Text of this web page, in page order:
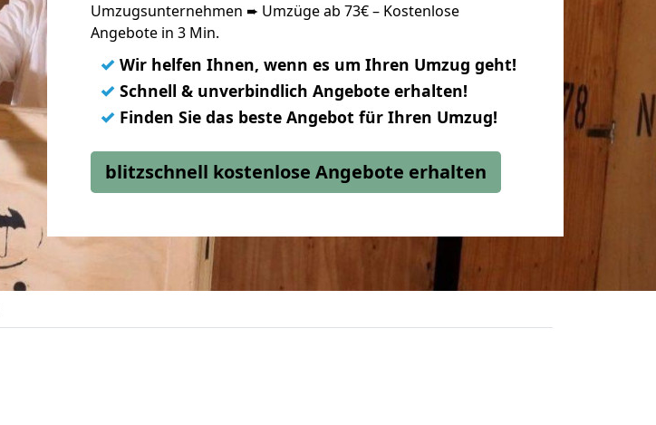
Umzugsunternehmen ➨ Umzüge ab 73€ – Kostenlose
Angebote in 3 Min.
✓ Wir helfen Ihnen, wenn es um Ihren Umzug geht!
✓ Schnell & unverbindlich Angebote erhalten!
✓ Finden Sie das beste Angebot für Ihren Umzug!
blitzschnell kostenlose Angebote erhalten